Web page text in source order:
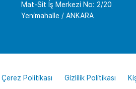
Mat-Sit İş Merkezi No: 2/20
Yenimahalle / ANKARA
Çerez Politikası
Gizlilik Politikası